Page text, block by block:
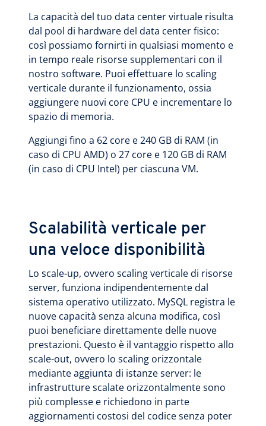
La capacità del tuo data center virtuale risulta
dal pool di hardware del data center fisico:
così possiamo fornirti in qualsiasi momento e
in tempo reale risorse supplementari con il
nostro software. Puoi effettuare lo scaling
verticale durante il funzionamento, ossia
aggiungere nuovi core CPU e incrementare lo
spazio di memoria.
Aggiungi fino a 62 core e 240 GB di RAM (in
caso di CPU AMD) o 27 core e 120 GB di RAM
(in caso di CPU Intel) per ciascuna VM.
Scalabilità verticale per
una veloce disponibilità
Lo scale-up, ovvero scaling verticale di risorse
server, funziona indipendentemente dal
sistema operativo utilizzato. MySQL registra le
nuove capacità senza alcuna modifica, così
puoi beneficiare direttamente delle nuove
prestazioni. Questo è il vantaggio rispetto allo
scale-out, ovvero lo scaling orizzontale
mediante aggiunta di istanze server: le
infrastrutture scalate orizzontalmente sono
più complesse e richiedono in parte
aggiornamenti costosi del codice senza poter